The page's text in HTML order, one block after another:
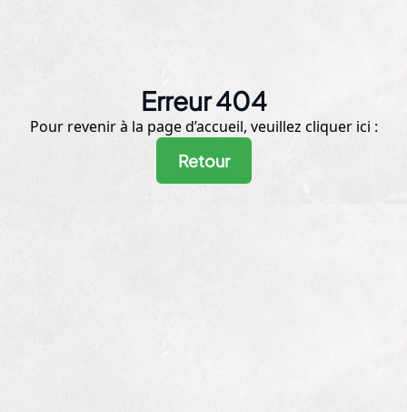
Erreur 404
Pour revenir à la page d’accueil, veuillez cliquer ici :
Retour